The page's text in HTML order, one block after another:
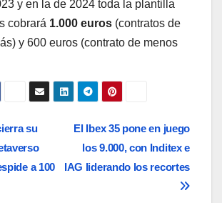
y en la de 2024 toda la plantilla
cobrará 1.000 euros (contratos de
y 600 euros (contrato de menos
El Ibex 35 pone en juego
los 9.000, con Inditex e
IAG liderando los recortes
su
a 100